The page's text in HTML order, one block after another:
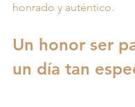
honrado y auténtico.
Un honor ser
un día tan